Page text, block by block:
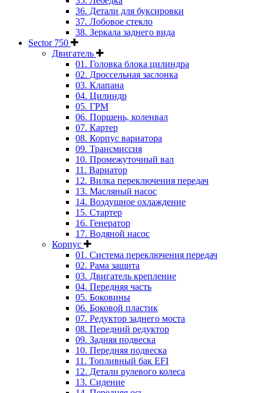
36. Детали для буксировки
37. Лобовое стекло
38. Зеркала заднего вида
Sector 750
Двигатель
01. Головка блока цилиндра
02. Дроссельная заслонка
03. Клапана
04. Цилиндр
05. ГРМ
06. Поршень, коленвал
07. Картер
08. Корпус вариатора
09. Трансмиссия
10. Промежуточный вал
11. Вариатор
12. Вилка переключения передач
13. Масляный насос
14. Воздушное охлаждение
15. Стартер
16. Генератор
17. Водяной насос
Корпус
01. Система переключения передач
02. Рама защита
03. Двигатель крепление
04. Передняя часть
05. Боковины
06. Боковой пластик
07. Редуктор заднего моста
08. Передний редуктор
09. Задняя подвеска
10. Передняя подвеска
11. Топливный бак EFI
12. Детали рулевого колеса
13. Сидение